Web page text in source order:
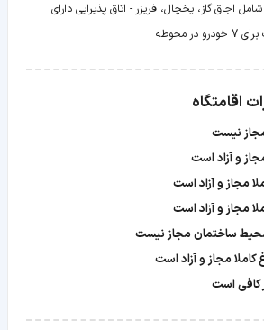
اجاق گاز، یخچال، فریزر - اتاق پذیرایی دارای
محوطه
اقامتگاه
نیست
و آزاد است
مجاز و آزاد است
مجاز و آزاد است
ساختمان مجاز نیست
کاملا مجاز و آزاد است
کافی است